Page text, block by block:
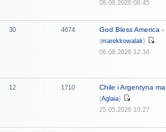
08.08.2026 08:45
30 4674 God Bless America -
(marekkowalak)
06.08.2026 12:34
12 1710 Chile i Argentyna
(Aglaia)
25.05.2026 10:27